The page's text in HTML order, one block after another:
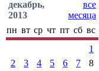
декабрь,
2013
все
месяца
пн вт ср чт пт сб вс
1
2
3 4 5 6 7
8